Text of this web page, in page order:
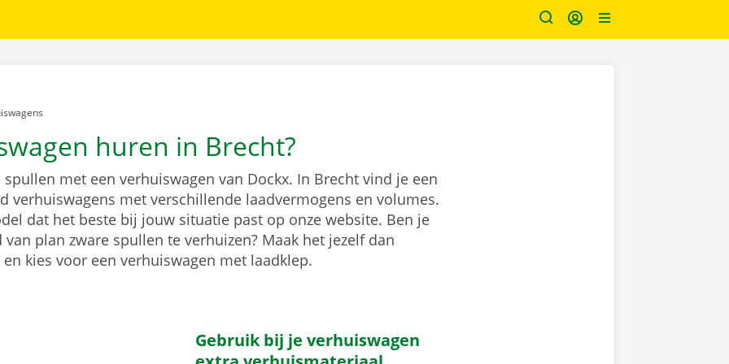
huren in Brecht?
met een verhuiswagen van Dockx. In Brecht vind je een
verhuiswagens met verschillende laadvermogens en volumes.
dat het beste bij jouw situatie past op onze website. Ben je
plan zware spullen te verhuizen? Maak het jezelf dan
kies voor een verhuiswagen met laadklep.
Gebruik bij je verhuiswagen